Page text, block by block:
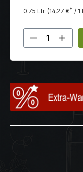
und gelbem
saftig.
0.75 Ltr. (14,27 €* / 1
Produkt